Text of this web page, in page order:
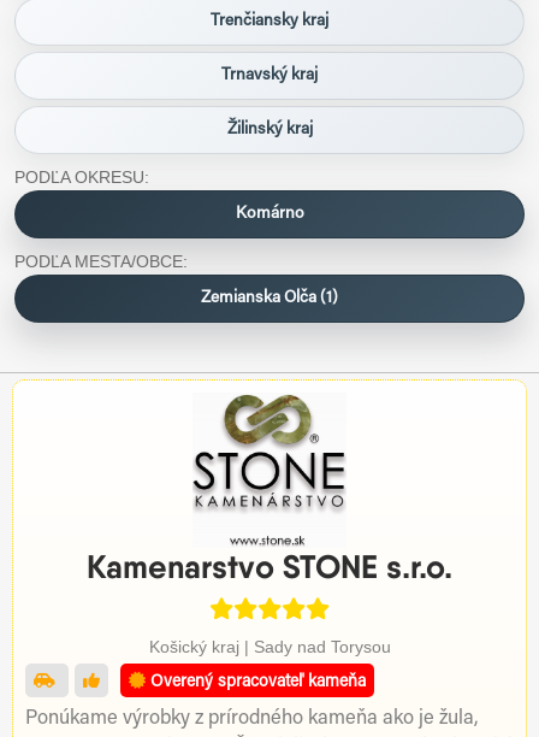
Trenčiansky kraj
Trnavský kraj
Žilinský kraj
PODĽA OKRESU:
Komárno
PODĽA MESTA/OBCE:
Zemianska Olča (1)
Kamenarstvo STONE s.r.o.
Košický kraj | Sady nad Torysou
Overený spracovateľ kameňa
Ponúkame výrobky z prírodného kameňa ako je žula,